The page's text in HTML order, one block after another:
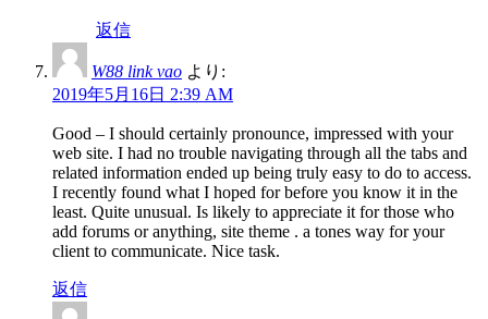
返信
W88 link vao より:
2019年5月16日 2:39 AM
Good – I should certainly pronounce, impressed with your
web site. I had no trouble navigating through all the tabs and
related information ended up being truly easy to do to access.
I recently found what I hoped for before you know it in the
least. Quite unusual. Is likely to appreciate it for those who
add forums or anything, site theme . a tones way for your
client to communicate. Nice task.
返信